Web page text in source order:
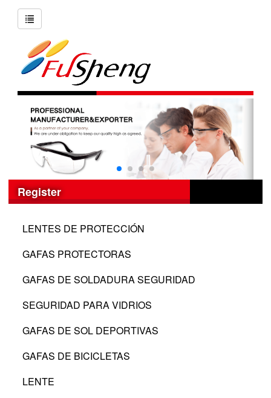
Register
LENTES DE PROTECCIÓN
GAFAS PROTECTORAS
GAFAS DE SOLDADURA SEGURIDAD
SEGURIDAD PARA VIDRIOS
GAFAS DE SOL DEPORTIVAS
GAFAS DE BICICLETAS
LENTE